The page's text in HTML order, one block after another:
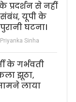
प्रदर्शन से नहीं
संबंध, यूपी के
घटना।
Priyanka Sinha
के गर्भवती
झूठा,
लाया